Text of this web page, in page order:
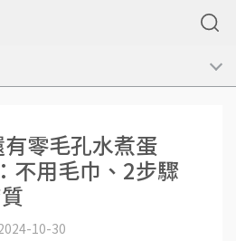
零毛孔水煮蛋
不用毛巾、2步驟
10-30